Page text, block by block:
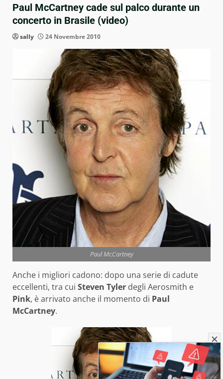
Paul McCartney cade sul palco durante un
concerto in Brasile (video)
sally 24 Novembre 2010
Paul McCartney
Anche i migliori cadono: dopo una serie di cadute
eccellenti, tra cui Steven Tyler degli Aerosmith e
Pink, è arrivato anche il momento di Paul
McCartney.